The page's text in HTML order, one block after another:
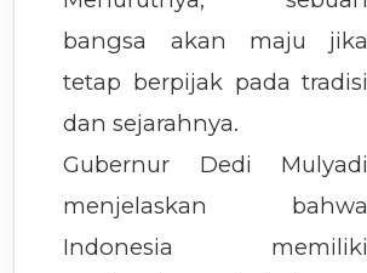
bangsa akan maju jika
tetap berpijak pada tradisi
dan sejarahnya.
Gubernur Dedi Mulyadi
menjelaskan bahwa
Indonesia memiliki